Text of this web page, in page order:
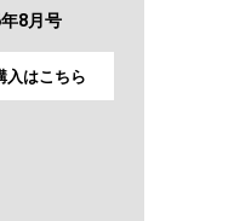
8月号
入はこちら